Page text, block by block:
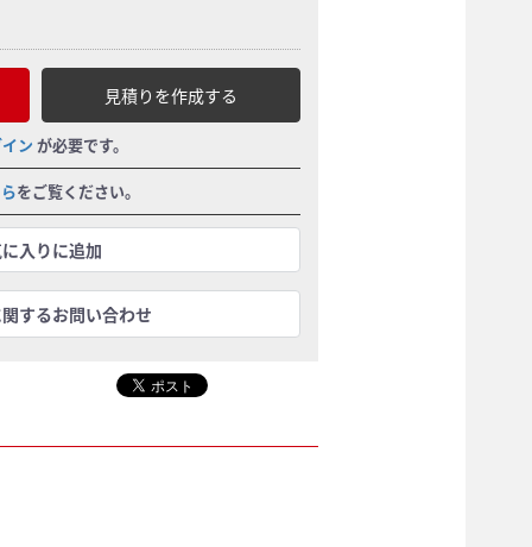
見積りを作成する
ン が必要です。
をご覧ください。
入りに追加
するお問い合わせ